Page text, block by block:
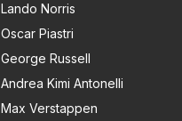
Lando Norris
Oscar Piastri
George Russell
Andrea Kimi Antonelli
Max Verstappen